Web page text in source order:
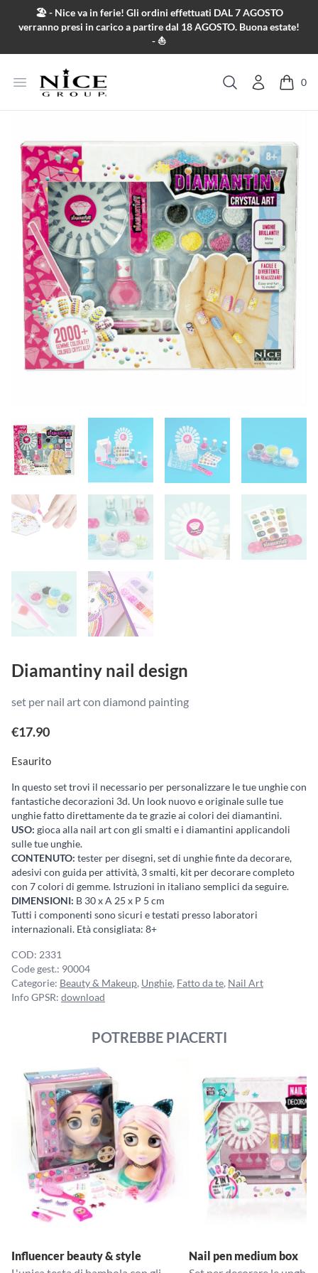
Salta al contenuto
🏖️ - Nice va in ferie! Gli ordini effettuati DAL 7 AGOSTO
verranno presi in carico a partire dal 18 AGOSTO. Buona estate!
- ⛵
Apri menu
Cerca
0
Diamantiny nail design
set per nail art con diamond painting
€17.90
Esaurito
In questo set trovi il necessario per personalizzare le tue unghie con
fantastiche decorazioni 3d. Un look nuovo e originale sulle tue
unghie fatto direttamente da te grazie ai colori dei diamantini.
USO: gioca alla nail art con gli smalti e i diamantini applicandoli
sulle tue unghie.
CONTENUTO: tester per disegni, set di unghie finte da decorare,
adesivi con guida per attività, 3 smalti, kit per decorare completo
con 7 colori di gemme. Istruzioni in italiano semplici da seguire.
DIMENSIONI: B 30 x A 25 x P 5 cm
Tutti i componenti sono sicuri e testati presso laboratori
internazionali. Età consigliata: 8+
COD: 2331
Code gest.: 90004
Categorie: Beauty & Makeup, Unghie, Fatto da te, Nail Art
Info GPSR: download
POTREBBE PIACERTI
Influencer beauty & style
Nail pen medium box